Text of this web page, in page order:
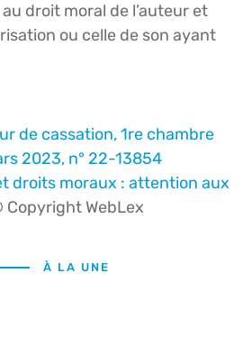
droit moral de l’auteur et
ou celle de son ayant
de cassation, 1re chambre
2023, n° 22-13854
droits moraux : attention aux
Copyright WebLex
À LA UNE